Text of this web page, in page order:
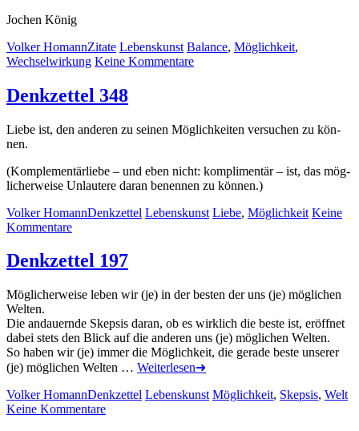
Jo­chen Kö­nig
Autor
Volker HomannRubrik
Zitate Kategorien
Lebenskunst Lemmata
Balance, Möglichkeit,
Wechselwirkung Keine Kommentarezu
Denkzettel 348
Lie­be ist, den an­de­ren zu sei­nen Mög­lich­kei­ten ver­su­chen zu kön­
nen.
(Kom­ple­men­tär­lie­be – und eben nicht: kom­pli­men­tär – ist, das mög­
li­cher­wei­se Un­lau­te­re dar­an be­nen­nen zu kön­nen.)
Autor
Volker HomannRubrik
Denkzettel Kategorien
Lebenskunst Lemmata
Liebe, Möglichkeit Keine
Kommentarezu
348
Denkzettel 197
Mög­li­cher­wei­se le­ben wir (je) in der bes­ten der uns (je) mög­li­chen
Wel­ten.
Die an­dau­ern­de Skep­sis dar­an, ob es wirk­lich die bes­te ist, er­öff­net
da­bei stets den Blick auf die an­de­ren uns (je) mög­li­chen Wel­ten.
So ha­ben wir (je) im­mer die Mög­lich­keit, die ge­ra­de bes­te un­se­rer
(je) mög­li­chen Wel­ten … Weiterlesen➜
Autor
Volker HomannRubrik
Denkzettel Kategorien
Lebenskunst Lemmata
Möglichkeit, Skepsis, Welt
Keine Kommentarezu